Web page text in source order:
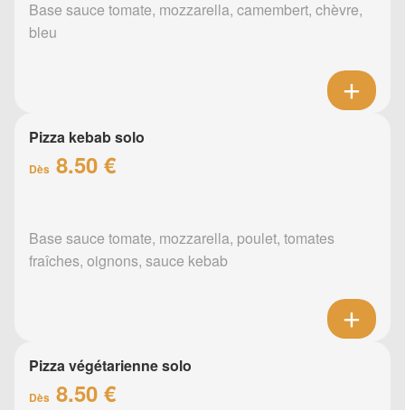
Base sauce tomate, mozzarella, camembert, chèvre,
bleu
Pizza kebab solo
Dès 8.50 €
Base sauce tomate, mozzarella, poulet, tomates
fraîches, oignons, sauce kebab
Pizza végétarienne solo
Dès 8.50 €